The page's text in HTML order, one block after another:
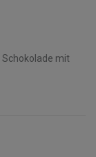
Schokolade mit